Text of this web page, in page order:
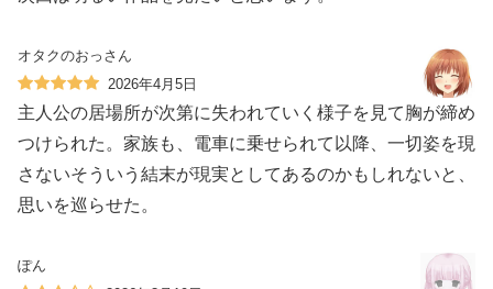
オタクのおっさん
2026年4月5日
主人公の居場所が次第に失われていく様子を見て胸が締め
つけられた。家族も、電車に乗せられて以降、一切姿を現
さないそういう結末が現実としてあるのかもしれないと、
思いを巡らせた。
ぽん